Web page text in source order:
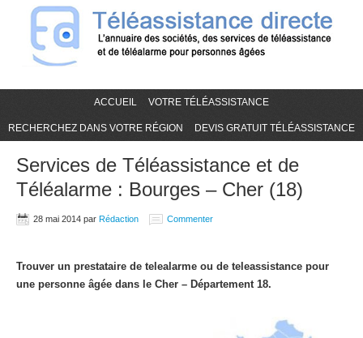
ACCUEIL VOTRE TÉLÉASSISTANCE
RECHERCHEZ DANS VOTRE RÉGION DEVIS GRATUIT TÉLÉASSISTANCE
Services de Téléassistance et de
Téléalarme : Bourges – Cher (18)
28 mai 2014 par Rédaction Commenter
Trouver un prestataire de telealarme ou de teleassistance pour
une personne âgée dans le Cher – Département 18.